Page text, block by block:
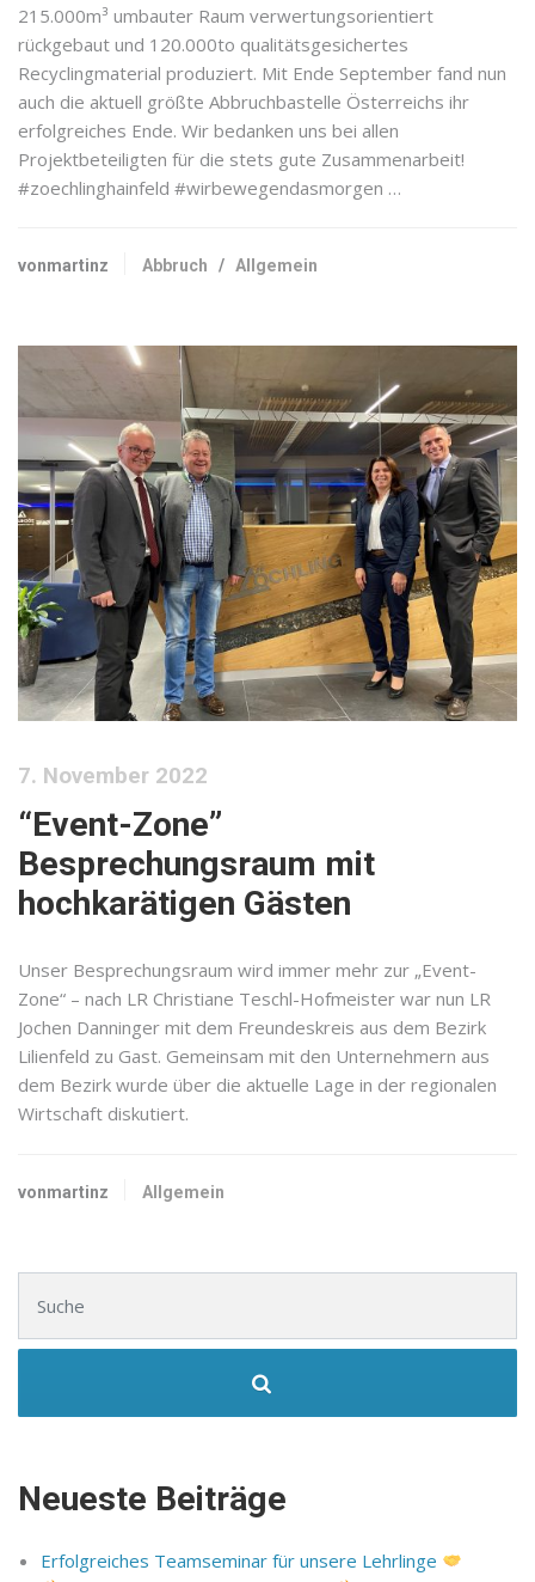
215.000m³ umbauter Raum verwertungsorientiert
rückgebaut und 120.000to qualitätsgesichertes
Recyclingmaterial produziert. Mit Ende September fand nun
auch die aktuell größte Abbruchbastelle Österreichs ihr
erfolgreiches Ende. Wir bedanken uns bei allen
Projektbeteiligten für die stets gute Zusammenarbeit!
#zoechlinghainfeld #wirbewegendasmorgen …
vonmartinz Abbruch /Allgemein
7. November 2022
“Event-Zone”
Besprechungsraum mit
hochkarätigen Gästen
Unser Besprechungsraum wird immer mehr zur „Event-
Zone“ – nach LR Christiane Teschl-Hofmeister war nun LR
Jochen Danninger mit dem Freundeskreis aus dem Bezirk
Lilienfeld zu Gast. Gemeinsam mit den Unternehmern aus
dem Bezirk wurde über die aktuelle Lage in der regionalen
Wirtschaft diskutiert.
vonmartinz Allgemein
Neueste Beiträge
Erfolgreiches Teamseminar für unsere Lehrlinge